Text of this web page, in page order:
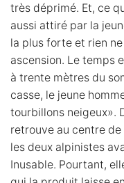
très déprimé. Et, ce
aussi attiré par la
la plus forte et rien
ascension. Le temps
à trente mètres du
casse, le jeune
tourbillons neigeux».
retrouve au centre
les deux alpinistes
Inusable. Pourtant,